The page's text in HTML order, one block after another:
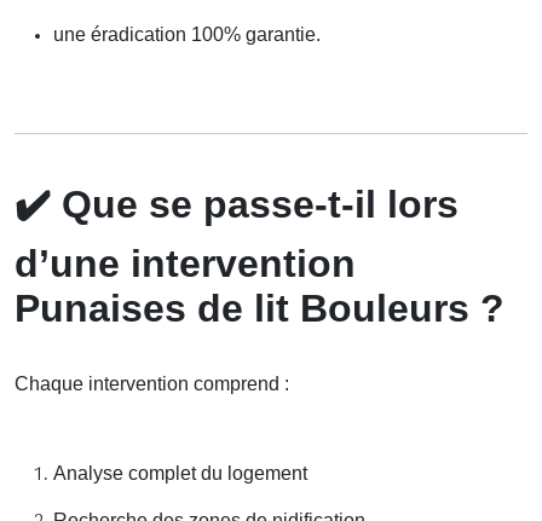
une éradication 100% garantie.
✔️ Que se passe-t-il lors
d’une intervention
Punaises de lit Bouleurs ?
Chaque intervention comprend :
Analyse complet du logement